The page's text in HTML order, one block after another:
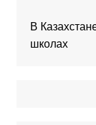
В
школах